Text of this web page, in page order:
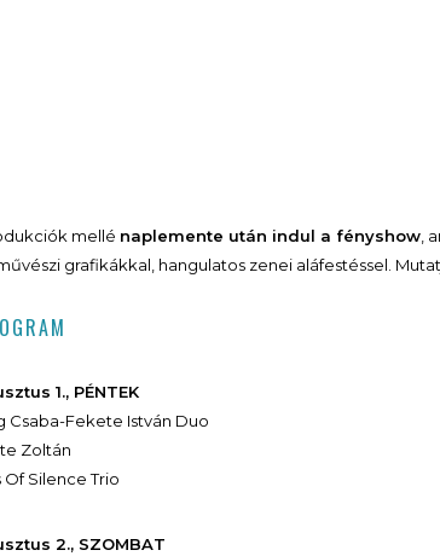
mellé naplemente után indul a fényshow ,
grafikákkal, hangulatos zenei aláfestéssel.
1., PÉNTEK
Csaba-Fekete István Duo
Zoltán
Of Silence Trio
2., SZOMBAT